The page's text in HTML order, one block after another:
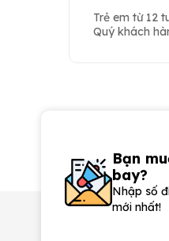
Trẻ em từ 12
Quý khách
Bạn
bay?
Nhập số
mới nhất!